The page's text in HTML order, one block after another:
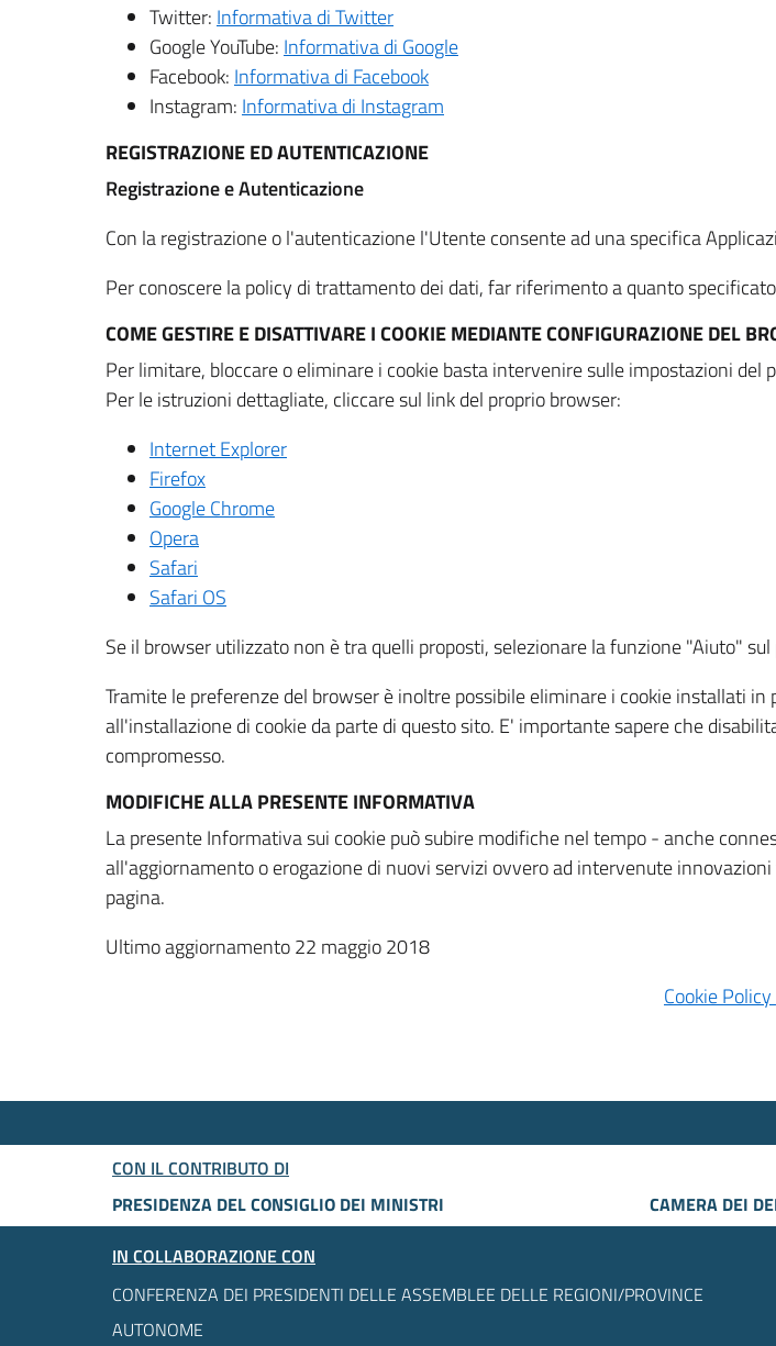
Twitter: Informativa di Twitter
Google YouTube: Informativa di Google
Facebook: Informativa di Facebook
Instagram: Informativa di Instagram
REGISTRAZIONE ED AUTENTICAZIONE
Registrazione e Autenticazione
Con la registrazione o l'autenticazione l'Utente consente ad una specifica
Per conoscere la policy di trattamento dei dati, far riferimento a quanto
COME GESTIRE E DISATTIVARE I COOKIE MEDIANTE CONFIGURAZIONE DEL
Per limitare, bloccare o eliminare i cookie basta intervenire sulle impostazioni
Per le istruzioni dettagliate, cliccare sul link del proprio browser:
Internet Explorer
Firefox
Google Chrome
Opera
Safari
Safari OS
Se il browser utilizzato non è tra quelli proposti, selezionare la funzione "Aiuto"
Tramite le preferenze del browser è inoltre possibile eliminare i cookie installati
all'installazione di cookie da parte di questo sito. E' importante sapere che
compromesso.
MODIFICHE ALLA PRESENTE INFORMATIVA
La presente Informativa sui cookie può subire modifiche nel tempo - anche
all'aggiornamento o erogazione di nuovi servizi ovvero ad intervenute
pagina.
Ultimo aggiornamento 22 maggio 2018
Cookie
CON IL CONTRIBUTO DI
PRESIDENZA DEL CONSIGLIO DEI MINISTRI
CAMERA DEI
IN COLLABORAZIONE CON
CONFERENZA DEI PRESIDENTI DELLE ASSEMBLEE DELLE REGIONI/PROVINCE
AUTONOME